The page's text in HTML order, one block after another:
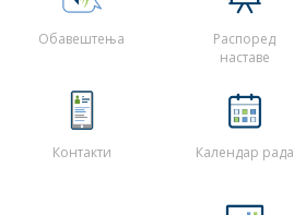
Обавештења
Распоред
наставе
Контакти Календар рада